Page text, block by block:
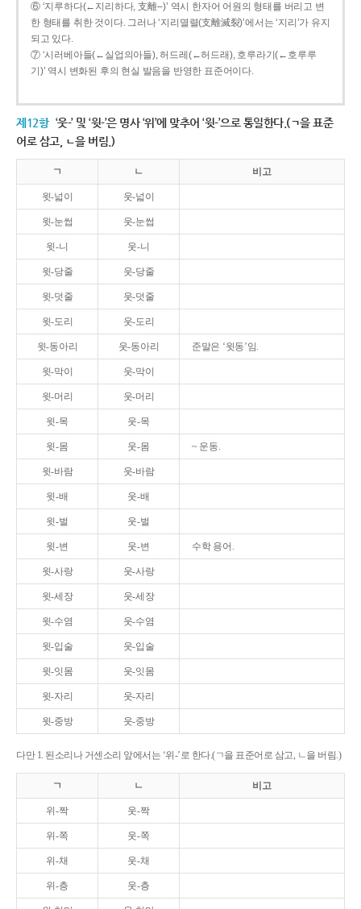
⑥ ‘지루하다(←지리하다, 支離--)’ 역시 한자어 어원의 형태를 버리고 변
한 형태를 취한 것이다. 그러나 ‘지리멸렬(支離滅裂)’에서는 ‘지리’가 유지
되고 있다.
⑦ ‘시러베아들(←실업의아들), 허드레(←허드래), 호루라기(←호루루
기)’ 역시 변화된 후의 현실 발음을 반영한 표준어이다.
제12항 ‘웃-’ 및 ‘윗-’은 명사 ‘위’에 맞추어 ‘윗-’으로 통일한다.(ㄱ을 표준
어로 삼고, ㄴ을 버림.)
ㄱ ㄴ 비고
윗-넓이 웃-넓이
윗-눈썹 웃-눈썹
윗-니 웃-니
윗-당줄 웃-당줄
윗-덧줄 웃-덧줄
윗-도리 웃-도리
윗-동아리 웃-동아리 준말은 ‘윗동’임.
윗-막이 웃-막이
윗-머리 웃-머리
윗-목 웃-목
윗-몸 웃-몸 ~ 운동.
윗-바람 웃-바람
윗-배 웃-배
윗-벌 웃-벌
윗-변 웃-변 수학 용어.
윗-사랑 웃-사랑
윗-세장 웃-세장
윗-수염 웃-수염
윗-입술 웃-입술
윗-잇몸 웃-잇몸
윗-자리 웃-자리
윗-중방 웃-중방
다만 1. 된소리나 거센소리 앞에서는 ‘위-’로 한다.(ㄱ을 표준어로 삼고, ㄴ을 버림.)
ㄱ ㄴ 비고
위-짝 웃-짝
위-쪽 웃-쪽
위-채 웃-채
위-층 웃-층